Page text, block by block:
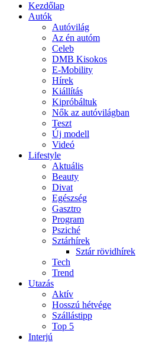
Kezdőlap
Autók
Autóvilág
Az én autóm
Celeb
DMB Kisokos
E-Mobility
Hírek
Kiállítás
Kipróbáltuk
Nők az autóvilágban
Teszt
Új modell
Videó
Lifestyle
Aktuális
Beauty
Divat
Egészség
Gasztro
Program
Psziché
Sztárhírek
Sztár rövidhírek
Tech
Trend
Utazás
Aktív
Hosszú hétvége
Szállástipp
Top 5
Interjú